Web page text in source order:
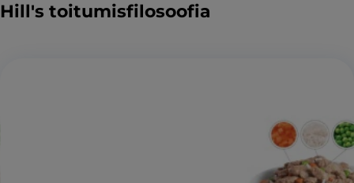
Hill's toitumisfilosoofia